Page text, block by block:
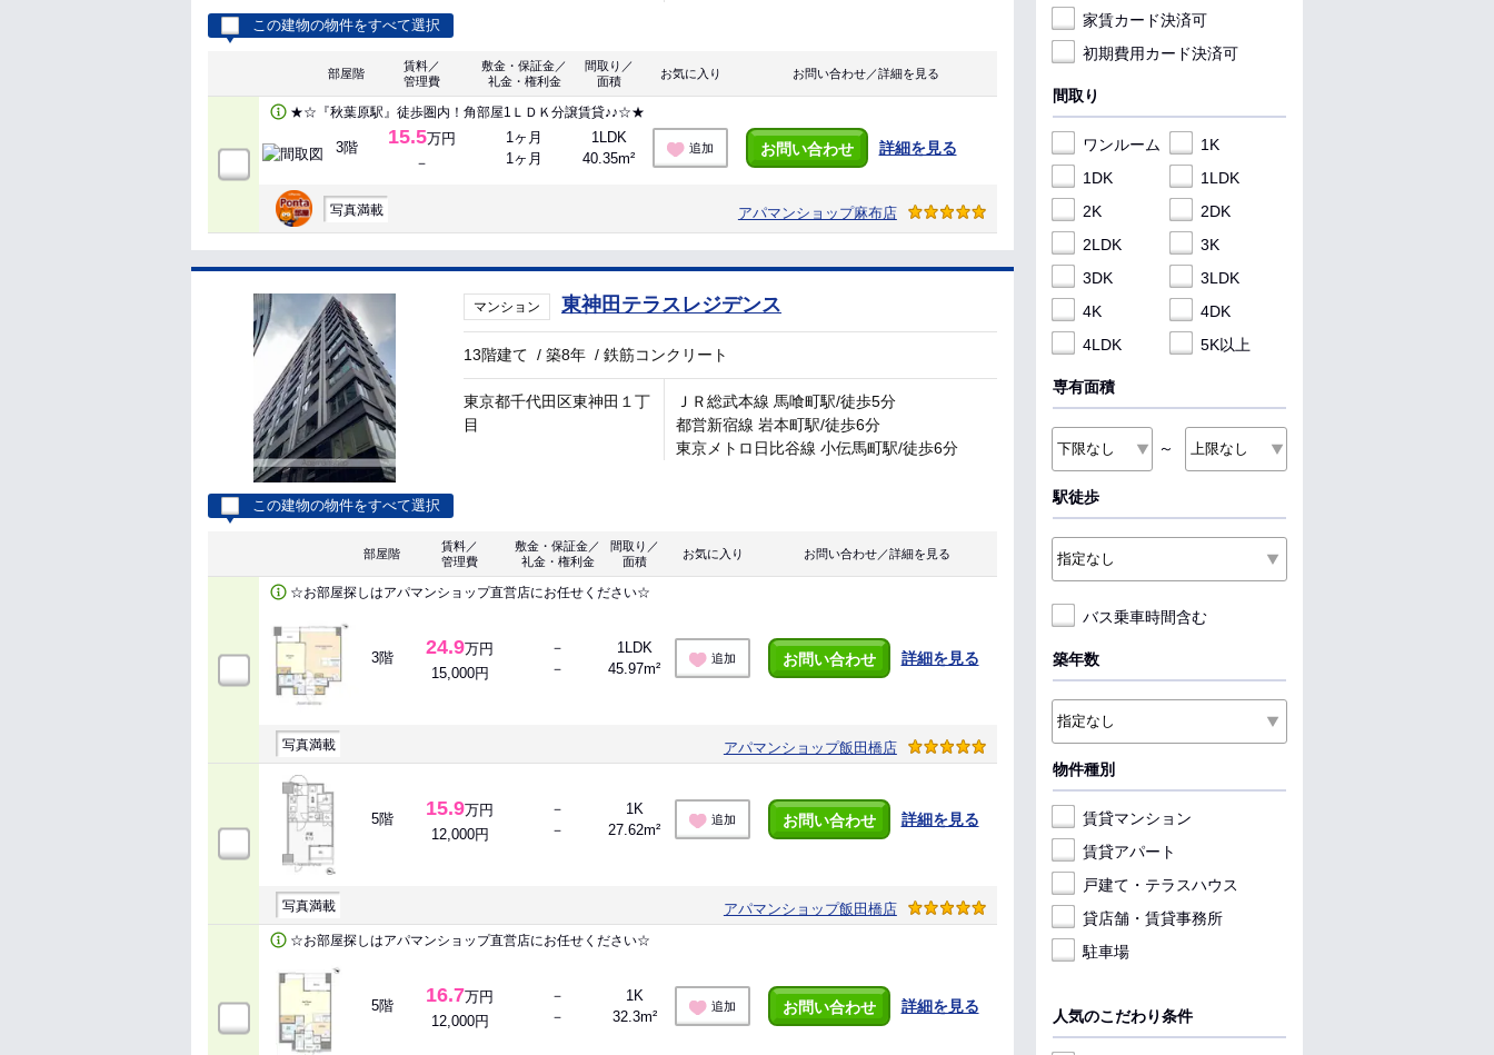
この建物の物件をすべて選択
部屋階
賃料／
管理費
敷金・保証金／
礼金・権利金
間取り／
面積
お気に入り お問い合わせ／詳細を見る
★☆『秋葉原駅』徒歩圏内！角部屋1ＬＤＫ分譲賃貸♪♪☆★
3階 15.5万円
－
1ヶ月
1ヶ月
1LDK
40.35m²
追加 お問い合わせ 詳細を見る
写真満載 アパマンショップ麻布店
マンション 東神田テラスレジデンス
13階建て /築8年 /鉄筋コンクリート
東京都千代田区東神田１丁
目
ＪＲ総武本線 馬喰町駅/徒歩5分
都営新宿線 岩本町駅/徒歩6分
東京メトロ日比谷線 小伝馬町駅/徒歩6分
この建物の物件をすべて選択
部屋階
賃料／
管理費
敷金・保証金／
礼金・権利金
間取り／
面積
お気に入り お問い合わせ／詳細を見る
☆お部屋探しはアパマンショップ直営店にお任せください☆
3階 24.9万円
15,000円
－
－
1LDK
45.97m²
追加 お問い合わせ 詳細を見る
写真満載 アパマンショップ飯田橋店
5階 15.9万円
12,000円
－
－
1K
27.62m²
追加 お問い合わせ 詳細を見る
写真満載 アパマンショップ飯田橋店
☆お部屋探しはアパマンショップ直営店にお任せください☆
5階 16.7万円
12,000円
－
－
1K
32.3m²
追加 お問い合わせ 詳細を見る
家賃カード決済可
初期費用カード決済可
間取り
ワンルーム
1K
1DK
1LDK
2K
2DK
2LDK
3K
3DK
3LDK
4K
4DK
4LDK
5K以上
専有面積
～
駅徒歩
バス乗車時間含む
築年数
物件種別
賃貸マンション
賃貸アパート
戸建て・テラスハウス
貸店舗・賃貸事務所
駐車場
人気のこだわり条件